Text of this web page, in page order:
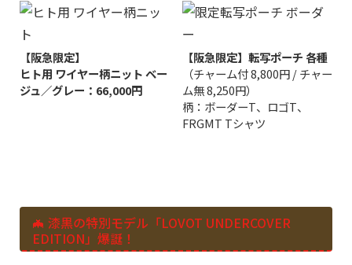
【阪急限定】
ヒト用 ワイヤー柄ニット ベー
ジュ／グレー：66,000円
【阪急限定】転写ポーチ 各種
（チャーム付 8,800円 / チャー
ム無 8,250円）
柄：ボーダーT、ロゴT、
FRGMT Tシャツ
🦇 漆黒の特別モデル「LOVOT UNDERCOVER
EDITION」爆誕！